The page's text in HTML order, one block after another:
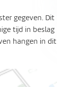
gegeven. Dit
tijd in beslag
hangen in dit